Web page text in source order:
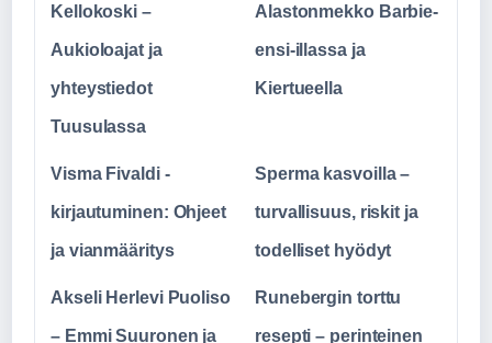
Kellokoski –
Aukioloajat ja
yhteystiedot
Tuusulassa
Alastonmekko Barbie-
ensi-illassa ja
Kiertueella
Visma Fivaldi -
kirjautuminen: Ohjeet
ja vianmääritys
Sperma kasvoilla –
turvallisuus, riskit ja
todelliset hyödyt
Akseli Herlevi Puoliso
– Emmi Suuronen ja
Runebergin torttu
resepti – perinteinen